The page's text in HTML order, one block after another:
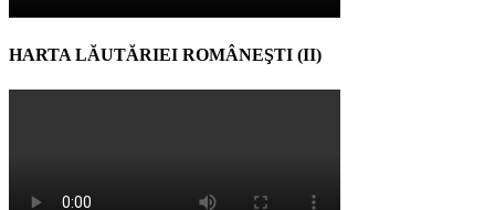
HARTA LĂUTĂRIEI ROMÂNEŞTI (II)